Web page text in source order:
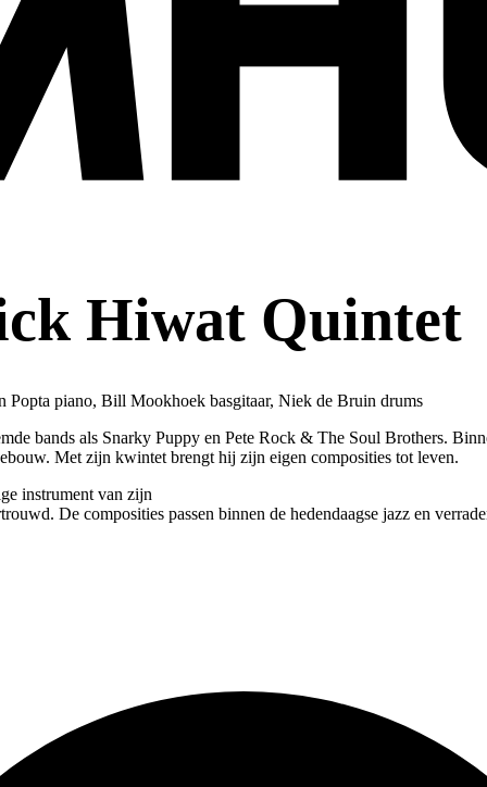
Hiwat Quintet
piano, Bill Mookhoek basgitaar, Niek de Bruin drums
bands als Snarky Puppy en Pete Rock & The Soul Brothers.
Met zijn kwintet brengt hij zijn eigen composities tot leven.
instrument van zijn
De composities passen binnen de hedendaagse jazz en